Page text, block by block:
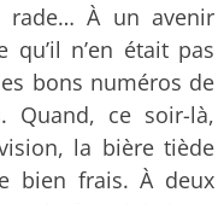
rade… À un avenir
n’en était pas
bons numéros de
ce soir-là,
la bière tiède
bien frais. À deux